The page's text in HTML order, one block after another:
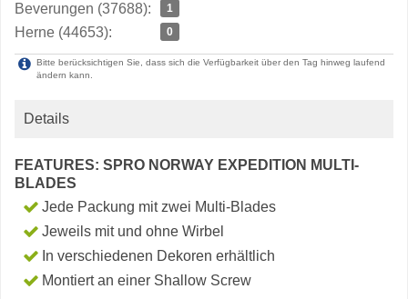
Beverungen (37688): 1
Herne (44653): 0
Bitte berücksichtigen Sie, dass sich die Verfügbarkeit über den Tag hinweg laufend
ändern kann.
Details
FEATURES: SPRO NORWAY EXPEDITION MULTI-
BLADES
Jede Packung mit zwei Multi-Blades
Jeweils mit und ohne Wirbel
In verschiedenen Dekoren erhältlich
Montiert an einer Shallow Screw